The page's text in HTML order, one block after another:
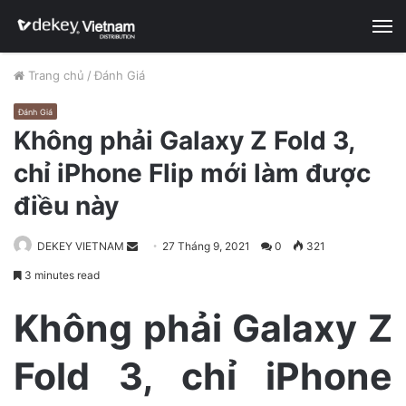
Trang chủ / Đánh Giá
Đánh Giá
Không phải Galaxy Z Fold 3,
chỉ iPhone Flip mới làm được
điều này
DEKEY VIETNAM
e
m
27 Tháng 9, 2021 0 321
3 minutes read
Không phải Galaxy Z
Fold 3, chỉ iPhone